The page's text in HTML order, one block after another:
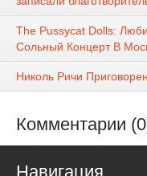
The Pussycat Dolls:
Сольный Концерт В
Николь Ричи
Комментарии
Навигация